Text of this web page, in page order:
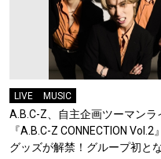
LIVE MUSIC
A.B.C-Z、自主企画ツーマンラ
『A.B.C-Z CONNECTION
グッズが解禁！グループ初と